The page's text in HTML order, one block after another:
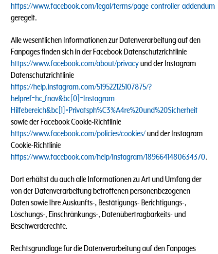
https://www.facebook.com/legal/terms/page_controller_addendum
geregelt.
Alle wesentlichen Informationen zur Datenverarbeitung auf den
Fanpages finden sich in der Facebook Datenschutzrichtlinie
https://www.facebook.com/about/privacy und der Instagram
Datenschutzrichtlinie
https://help.instagram.com/519522125107875/?
helpref=hc_fnav&bc[0]=Instagram-
Hilfebereich&bc[1]=Privatsph%C3%A4re%20und%20Sicherheit
sowie der Facebook Cookie-Richtlinie
https://www.facebook.com/policies/cookies/ und der Instagram
Cookie-Richtlinie
https://www.facebook.com/help/instagram/1896641480634370.
Dort erhältst du auch alle Informationen zu Art und Umfang der
von der Datenverarbeitung betroffenen personenbezogenen
Daten sowie Ihre Auskunfts-, Bestätigungs- Berichtigungs-,
Löschungs-, Einschränkungs-, Datenübertragbarkeits- und
Beschwerderechte.
Rechtsgrundlage für die Datenverarbeitung auf den Fanpages